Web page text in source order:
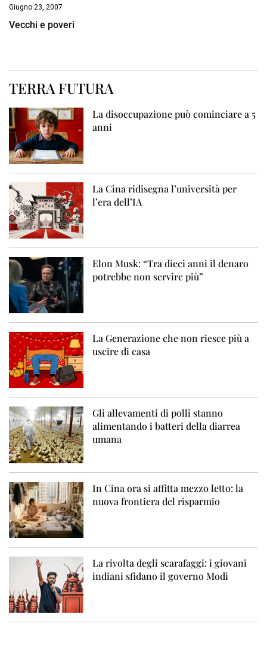
Giugno 23, 2007
Vecchi e poveri
TERRA FUTURA
La disoccupazione può cominciare a 5
anni
La Cina ridisegna l’università per
l’era dell’IA
Elon Musk: “Tra dieci anni il denaro
potrebbe non servire più”
La Generazione che non riesce più a
uscire di casa
Gli allevamenti di polli stanno
alimentando i batteri della diarrea
umana
In Cina ora si affitta mezzo letto: la
nuova frontiera del risparmio
La rivolta degli scarafaggi: i giovani
indiani sfidano il governo Modi